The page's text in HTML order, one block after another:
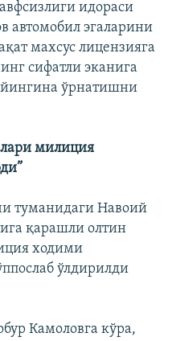
идораси
автомобил эгаларини
махсус лицензияга
сифатли эканига
ўрнатишни
милиция
туманидаги Навоий
қарашли олтин
ходими
ўлдирилди
Камоловга кўра,